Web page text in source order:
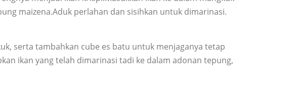
maizena.Aduk perlahan dan sisihkan untuk dimarinasi.
serta tambahkan cube es batu untuk menjaganya tetap
ikan yang telah dimarinasi tadi ke dalam adonan tepung,